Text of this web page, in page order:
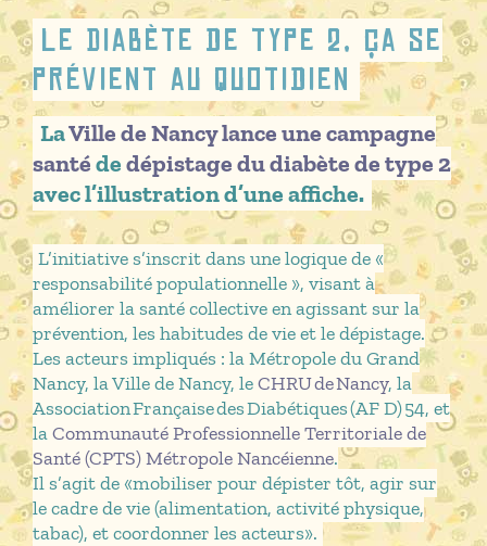
Le Diabète de type 2, ça se
prévient au quotidien
LaVille de Nancy lance une campagne
santédedépistage du diabète de type 2
avec l’illustration d’une affiche.
L’initiative s’inscrit dans une logique de «
responsabilité populationnelle », visant à
améliorer la santé collective en agissant sur la
prévention, les habitudes de vie et le dépistage.
Les acteurs impliqués : la Métropole du Grand
Nancy, la Ville de Nancy, leCHRU de Nancy, la
Association Française des Diabétiques (AF D) 54, et
laCommunauté Professionnelle Territoriale de
Santé (CPTS) Métropole Nancéienne.
Il s’agit de «mobiliser pour dépister tôt, agir sur
le cadre de vie (alimentation, activité physique,
tabac), et coordonner les acteurs».